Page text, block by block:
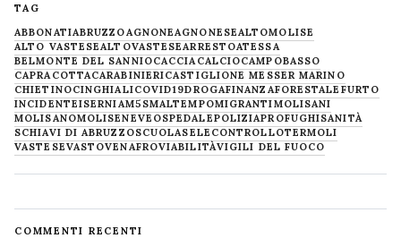
TAG
ABBONATIABRUZZOAGNONEAGNONESEALTOMOLISE
ALTO VASTESEALTOVASTESEARRESTOATESSA
BELMONTE DEL SANNIOCACCIACALCIOCAMPOBASSO
CAPRACOTTACARABINIERICASTIGLIONE MESSER MARINO
CHIETINOCINGHIALICOVID19DROGAFINANZAFORESTALE FURTO
INCIDENTEISERNIAM5SMALTEMPOMIGRANTIMOLISANI
MOLISANOMOLISENEVE OSPEDALEPOLIZIAPROFUGHISANITÀ
SCHIAVI DI ABRUZZOSCUOLASELECONTROLLOTERMOLI
VASTESEVASTOVENAFROVIABILITÀVIGILI DEL FUOCO
COMMENTI RECENTI